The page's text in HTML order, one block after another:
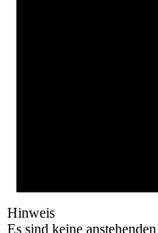
Hinweis
Es sind keine